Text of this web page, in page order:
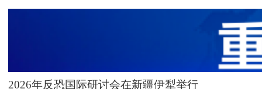
2026年反恐国际研讨会在新疆伊犁举行